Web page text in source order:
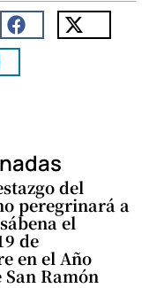
del
peregrinará a
el
de
en el Año
Ramón